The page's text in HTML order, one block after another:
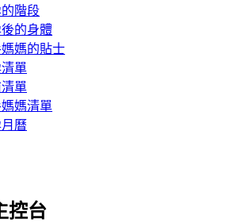
階段
的身體
媽的貼士
單
單
媽清單
曆
控台